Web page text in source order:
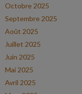
Octobre 2025
Septembre 2025
Août 2025
Juillet 2025
Juin 2025
Mai 2025
Avril 2025